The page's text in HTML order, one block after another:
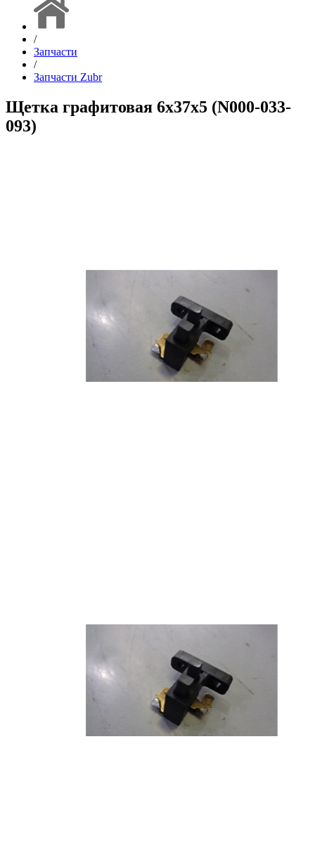
/
Запчасти
/
Запчасти Zubr
Щетка графитовая 6х37х5 (N000-033-
093)